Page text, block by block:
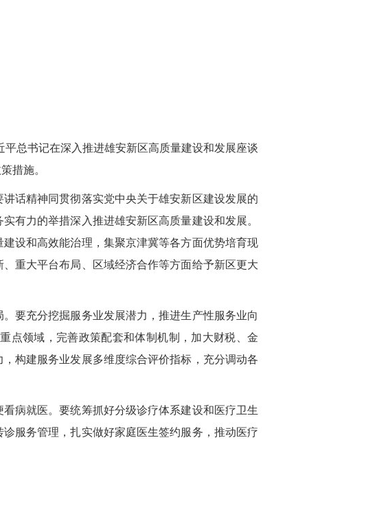
总书记在深入推进雄安新区高质量建设和发展座谈
措施。
话精神同贯彻落实党中央关于雄安新区建设发展的
有力的举措深入推进雄安新区高质量建设和发展。
设和高效能治理，集聚京津冀等各方面优势培育现
重大平台布局、区域经济合作等方面给予新区更大
要充分挖掘服务业发展潜力，推进生产性服务业向
点领域，完善政策配套和体制机制，加大财税、金
构建服务业发展多维度综合评价指标，充分调动各
病就医。要统筹抓好分级诊疗体系建设和医疗卫生
服务管理，扎实做好家庭医生签约服务，推动医疗